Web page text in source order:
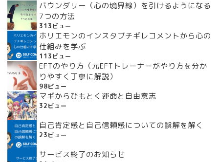
バウンダリー（心の境界線）を引けるようになる
7つの方法
313ビュー
ホリエモンのインスタブチギレコメントから心の
仕組みを学ぶ
113ビュー
EFTのやり方（元EFTトレーナーがやり方を分か
りやすく丁寧に解説）
98ビュー
マギからひもとく運命と自由意志
32ビュー
自己肯定感と自己信頼感についての誤解を解く
23ビュー
サービス終了のお知らせ